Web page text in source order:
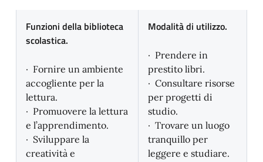
Funzioni della biblioteca
scolastica.
· Fornire un ambiente
accogliente per la
lettura.
· Promuovere la lettura
e l’apprendimento.
· Sviluppare la
creatività e
Modalità di utilizzo.
· Prendere in
prestito libri.
· Consultare risorse
per progetti di
studio.
· Trovare un luogo
tranquillo per
leggere e studiare.